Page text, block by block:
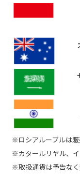
※ロシアルーブルは販
※カタールリヤル、
※取扱通貨は予告なく